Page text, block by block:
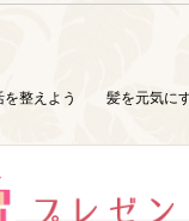
整えよう 髪を元気に